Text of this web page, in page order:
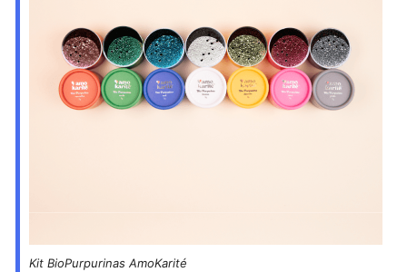
Kit BioPurpurinas AmoKarité